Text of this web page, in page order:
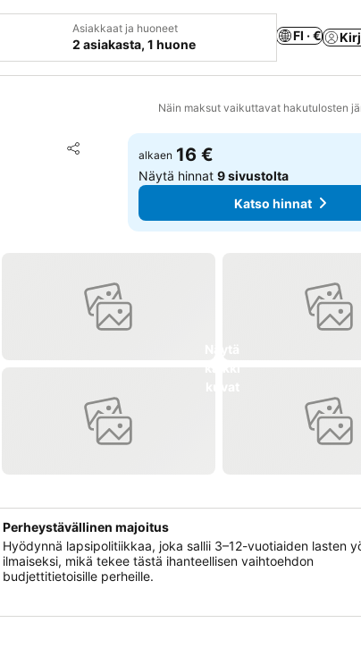
Asiakkaat ja huoneet
2 asiakasta, 1 huone
FI · €
Näin maksut vaikuttavat hakutulosten
Jaa
Lisää suosikkeihin
alkaen 16 €
Näytä hinnat9 sivustolta
Katso hinnat
Perheystävällinen majoitus
Hyödynnä lapsipolitiikkaa, joka sallii 3–12-vuotiaiden lasten
ilmaiseksi, mikä tekee tästä ihanteellisen vaihtoehdon
budjettitietoisille perheille.